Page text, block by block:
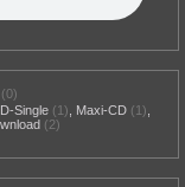
(0)
Single (1) Maxi-CD (1)
(2)